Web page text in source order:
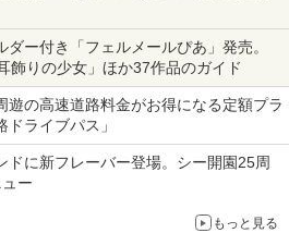
ー付き「フェルメールぴあ」発売。
飾りの少女」ほか37作品のガイド
遊の高速道路料金がお得になる定額プラ
ライブパス」
ドに新フレーバー登場。シー開園25周
ー
もっと見る